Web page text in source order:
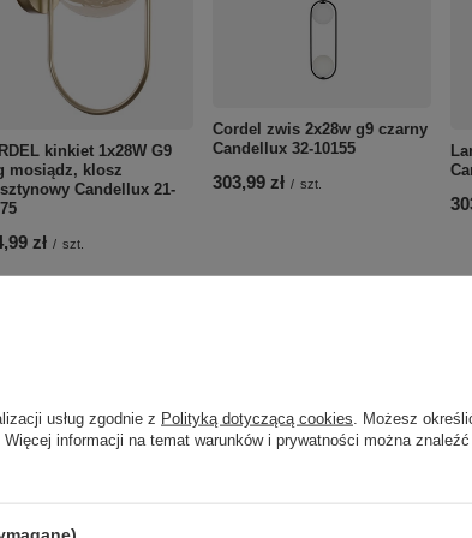
kinkiet 1x28W G9
mosiądz, klosz
Candellux 21-
zł / szt.
Cordel zwis 2x28w g9 czarny
Candellux 32-10155
303,99 zł / szt.
usług zgodnie z Polityką dotyczącą cookies . Możesz
informacji na temat warunków i prywatności można